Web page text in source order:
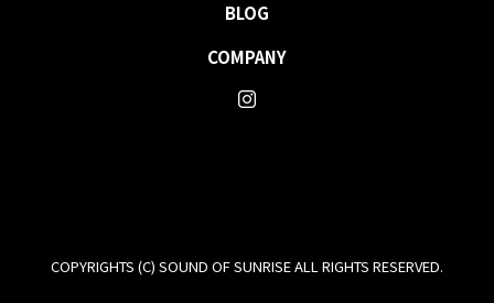
BLOG
COMPANY
COPYRIGHTS (C) SOUND OF SUNRISE ALL RIGHTS RESERVED.